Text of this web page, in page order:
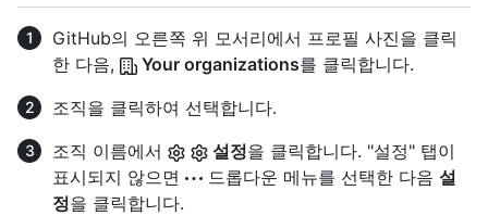
GitHub의 오른쪽 위 모서리에서 프로필 사진을 클릭
한 다음,
Your organizations를 클릭합니다.
조직을 클릭하여 선택합니다.
조직 이름에서
설정을 클릭합니다. "설정" 탭이
표시되지 않으면
드롭다운 메뉴를 선택한 다음 설
정을 클릭합니다.